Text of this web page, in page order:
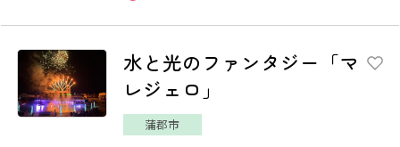
水と光のファンタジー「マ
レジェロ」
蒲郡市